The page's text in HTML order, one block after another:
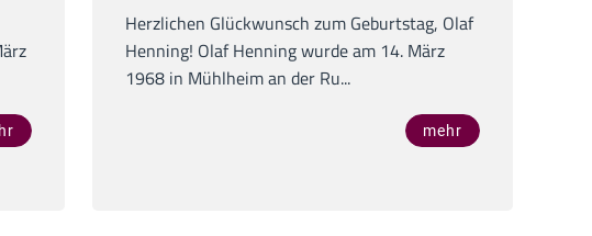
Herzlichen Glückwunsch zum Geburtstag, Olaf
Henning! Olaf Henning wurde am 14. März
1968 in Mühlheim an der Ru...
mehr